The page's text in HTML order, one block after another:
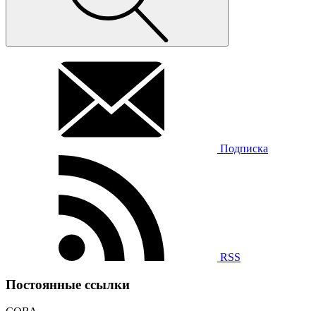
Подписка
RSS
Постоянные ссылки